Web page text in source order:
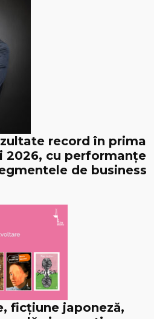
record în prima
2026, cu performanțe
de business
ficțiune japoneză,